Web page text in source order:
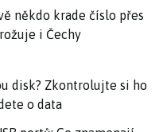
někdo krade číslo přes
i Čechy
disk? Zkontrolujte si ho
o data